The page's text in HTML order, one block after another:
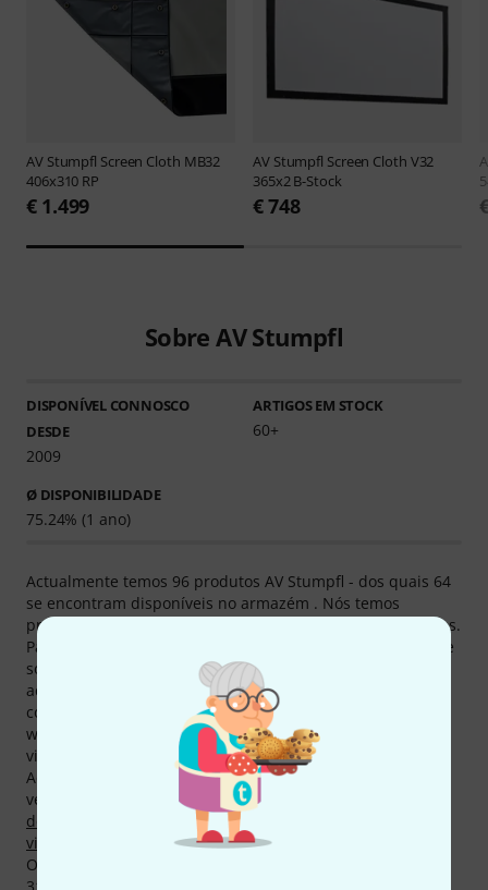
AV Stumpfl Screen Cloth MB32
406x310 RP
€ 1.499
AV Stumpfl Screen Cloth V32
365x2 B-Stock
€ 748
Sobre AV Stumpfl
DISPONÍVEL CONNOSCO
DESDE
2009
ARTIGOS EM STOCK
60+
Ø DISPONIBILIDADE
75.24% (1 ano)
Actualmente temos 96 produtos AV Stumpfl - dos quais 64
se encontram disponíveis no armazém . Nós temos
produtos de AV Stumpfl desde 2009, quer dizer há 17 anos.
Para também informar os nossos clientes detalhadamente
sobre os produtos de AV Stumpfl, lhe oferecemos
actualmente 623 mídias, avaliações, relatórios de testes
como também informações adicionais em nossa página
web, como por exemplo 498 Imagens de produtos, 10
vistas detalhadas em 360° e 115 avaliações de usuários.
Actualmente 23 produtos de AV Stumpfl são um dos mais
vendidos em Thomann, entre outros nas categorias
de projecção para projectores
videotécnica
Cases e sacos para equipamento de vídeo
O nosso destaque actual se chama